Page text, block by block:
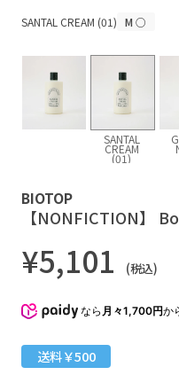
SANTAL CREAM (01) M○
SANTAL
CREAM
(01)
BIOTOP
【NONFICTION】
¥5,101 (税込)
なら 月々1,700円か
送料￥500